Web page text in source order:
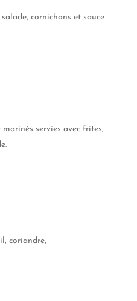
cornichons et sauce
servies avec frites,
coriandre,